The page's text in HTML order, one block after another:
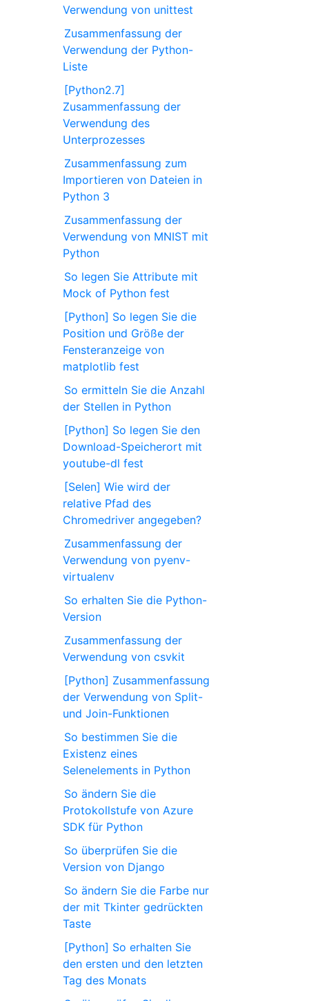
Verwendung von unittest
Zusammenfassung der
Verwendung der Python-
Liste
[Python2.7]
Zusammenfassung der
Verwendung des
Unterprozesses
Zusammenfassung zum
Importieren von Dateien in
Python 3
Zusammenfassung der
Verwendung von MNIST mit
Python
So legen Sie Attribute mit
Mock of Python fest
[Python] So legen Sie die
Position und Größe der
Fensteranzeige von
matplotlib fest
So ermitteln Sie die Anzahl
der Stellen in Python
[Python] So legen Sie den
Download-Speicherort mit
youtube-dl fest
[Selen] Wie wird der
relative Pfad des
Chromedriver angegeben?
Zusammenfassung der
Verwendung von pyenv-
virtualenv
So erhalten Sie die Python-
Version
Zusammenfassung der
Verwendung von csvkit
[Python] Zusammenfassung
der Verwendung von Split-
und Join-Funktionen
So bestimmen Sie die
Existenz eines
Selenelements in Python
So ändern Sie die
Protokollstufe von Azure
SDK für Python
So überprüfen Sie die
Version von Django
So ändern Sie die Farbe nur
der mit Tkinter gedrückten
Taste
[Python] So erhalten Sie
den ersten und den letzten
Tag des Monats